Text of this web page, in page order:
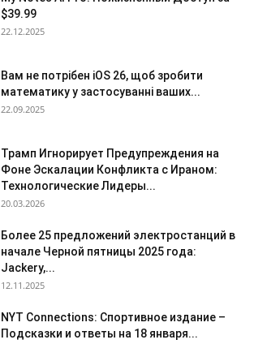
$39.99
22.12.2025
Вам не потрібен iOS 26, щоб зробити
математику у застосуванні ваших...
22.09.2025
Трамп Игнорирует Предупреждения на
Фоне Эскалации Конфликта с Ираном:
Технологические Лидеры...
20.03.2026
Более 25 предложений электростанций в
начале Черной пятницы 2025 года:
Jackery,...
12.11.2025
NYT Connections: Спортивное издание –
Подсказки и ответы на 18 января...